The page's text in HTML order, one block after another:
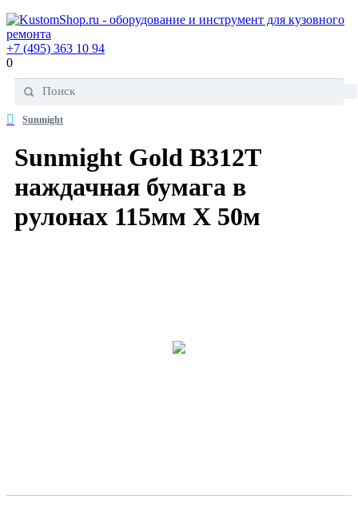
+7 (495) 363 10 94
0
Sunmight
Sunmight Gold B312T
наждачная бумага в
рулонах 115мм X 50м